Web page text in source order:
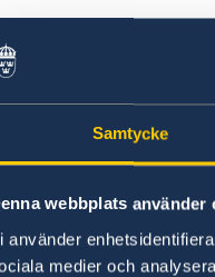
Samtycke
webbplats använder
använder
medier och
en el
sueco para
sueco para
en Ecuador
de coordinación sueco
GENERALES
registration